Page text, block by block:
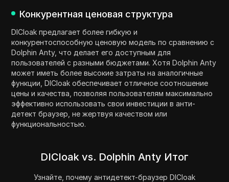
Конкурентная ценовая структура
DICloak предлагает более гибкую и
конкурентоспособную ценовую модель по сравнению с
Dolphin Anty, что делает его доступным для
пользователей с разными бюджетами. Хотя Dolphin Anty
может иметь более высокие затраты на аналогичные
функции, DICloak обеспечивает отличное соотношение
цены и качества, позволяя пользователям максимально
эффективно использовать свои инвестиции в анти-
детект браузер, не жертвуя качеством или
функциональностью.
DICloak vs. Dolphin Anty Итог
Узнайте, почему антидетект-браузер DICloak